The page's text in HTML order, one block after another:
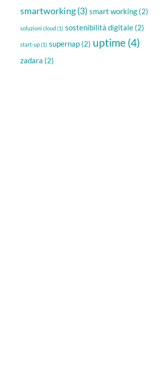
smartworking(3) smart working (2)
soluzioni cloud(1) sostenibilità digitale (2)
start-up(1) supernap (2) uptime (4)
zadara (2)